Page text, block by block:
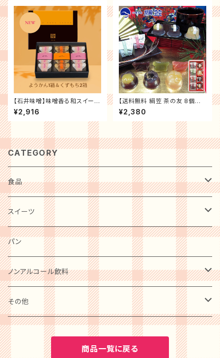
【石井味噌】味噌香る和スイーツ
の詰合せ（ようかん１箱＆くずも
ち２箱セット） 送料無料 記念日
誕生日プレゼント お祝い 贈り物
お礼 ス ギフト プレゼント
¥2,916
【送料無料 絹笠 茶の友 8個入】
大阪土産 大阪銘菓「全国菓子大
博覧会受賞店 御菓子處」老舗の
味 和菓子 羊羹 ようかん 進物
大阪 お土産
¥2,380
CATEGORY
食品
肉・肉加工品
惣菜・レトルト・冷凍
麺類
卵・チーズ・乳製品
水産物・水産加工品
缶詰・瓶詰
スイーツ
洋菓子
ケーキ
クッキー
プリン
アイスクリーム
和菓子
パン
ノンアルコール飲料
ビール
ワイン
その他
BOOK
商品一覧に戻る